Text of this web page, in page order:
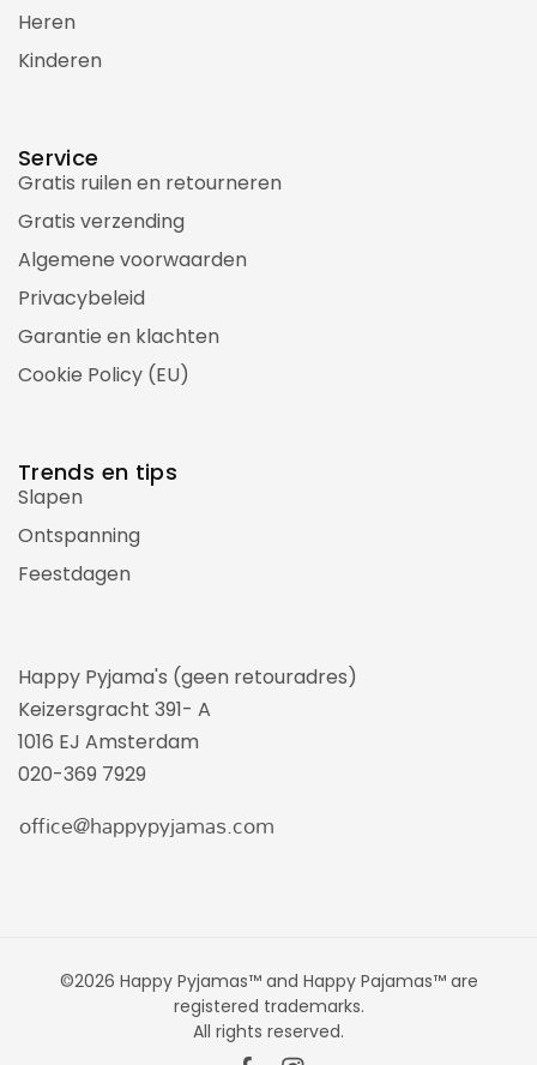
Heren
Kinderen
Service
Gratis ruilen en retourneren
Gratis verzending
Algemene voorwaarden
Privacybeleid
Garantie en klachten
Cookie Policy (EU)
Trends en tips
Slapen
Ontspanning
Feestdagen
Happy Pyjama's (geen retouradres)
Keizersgracht 391- A
1016 EJ Amsterdam
020-369 7929
©2026 Happy Pyjamas™ and Happy Pajamas™ are
registered trademarks.
All rights reserved.